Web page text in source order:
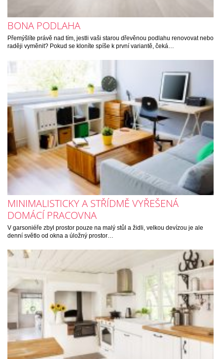
BONA PODLAHA
Přemýšlíte právě nad tím, jestli vaši starou dřevěnou podlahu renovovat nebo
raději vyměnit? Pokud se kloníte spíše k první variantě, čeká…
MINIMALISTICKY A STŘÍDMĚ VYŘEŠENÁ
DOMÁCÍ PRACOVNA
V garsoniéře zbyl prostor pouze na malý stůl a židli, velkou devízou je ale
denní světlo od okna a úložný prostor…